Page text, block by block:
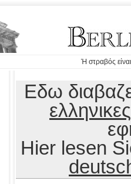
Ή στραβός
Εδω
ελληνικες
Hier lesen